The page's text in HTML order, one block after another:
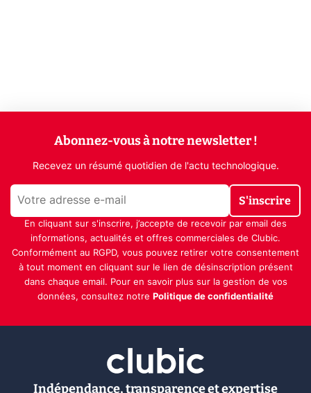
Abonnez-vous à notre newsletter !
Recevez un résumé quotidien de l'actu technologique.
S'inscrire
En cliquant sur s'inscrire, j’accepte de recevoir par email des
informations, actualités et offres commerciales de Clubic.
Conformément au RGPD, vous pouvez retirer votre consentement
à tout moment en cliquant sur le lien de désinscription présent
dans chaque email. Pour en savoir plus sur la gestion de vos
données, consultez notre Politique de confidentialité
Indépendance, transparence et expertise